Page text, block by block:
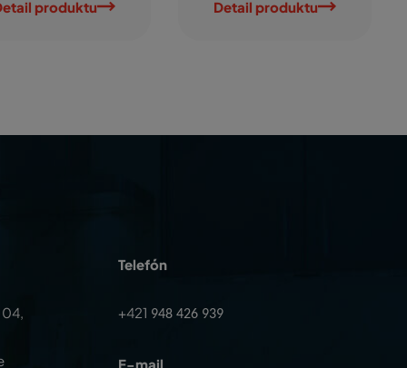
produktu Detail produktu
Telefón
+421 948 426 939
E-mail